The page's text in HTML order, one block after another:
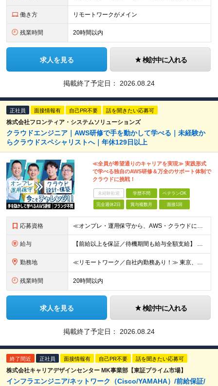
働き方 リモートワークがメイン
残業時間 20時間以内
求人を見る 検討中に入れる
掲載終了予定日： 2026.08.24
正社員 面接情報有 自己PR不要 話を聞きたい応募可
株式会社フロンティア・システムソリューションズ
クラウドエンジニア｜AWS研修で⼿を動かして学べる｜未経験か
らクラウドスペシャリストへ｜年休129⽇以上
≪全員が希望通りのキャリアを実現≫ 実践形式
で学べる独自のAWS研修＆万全のサポート体制で
クラウドに挑戦！
未経験歓迎 学歴不問 ベテランOK
完全週休2日 賞与複数月 面接1回
応募資格 ≪オンプレ・運用保守から、AWS・クラウドに挑戦したい方歓迎！≫ ★若手からベテランまで幅広く歓迎 ★経験1年未満など、経験の浅い方も大歓迎 ★学歴不問・第二新卒歓迎 ★ブランク不問 ★人柄重視の採
給与 【前給以上を保証／待機期間も給与全額支給】 月給27万円～50万円＋各種手当＋賞与年2回 ◎年齢、スキル、経験などを考慮し、優遇します ◎上記月給は固定残業代20時間分(月3万5700円～)を含みま
勤務地 ≪リモートワーク／自社内勤務あり！≫ 東京、神奈川、千葉、埼玉のクライアント先、または本社での勤務や、自宅でのリモートワークとなります。 ★転勤はありません ★リモートワーク率70% ★在宅勤務・リ
残業時間 20時間以内
求人を見る 検討中に入れる
掲載終了予定日： 2026.08.24
終了間近 正社員 面接情報有 自己PR不要 話を聞きたい応募可
株式会社キャリアデザインセンター MK事業部【東証プライム市場】
インフラエンジニア/ネットワーク（Cisco/YAMAHA）/前給保証/